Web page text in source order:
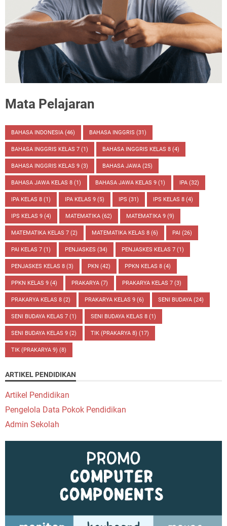
Mata Pelajaran
BAHASA INDONESIA (46) BAHASA INGGRIS (31)
BAHASA INGGRIS KELAS 7 (1) BAHASA INGGRIS KELAS 8 (4)
BAHASA INGGRIS KELAS 9 (3) BAHASA JAWA (25)
BAHASA JAWA KELAS 8 (1) BAHASA JAWA KELAS 9 (1) IPA (32)
IPA KELAS 8 (1) IPA KELAS 9 (5) IPS (31) IPS KELAS 8 (4)
IPS KELAS 9 (4) MATEMATIKA (62) MATEMATIKA 9 (9)
MATEMATIKA KELAS 7 (2) MATEMATIKA KELAS 8 (6) PAI (26)
PAI KELAS 7 (1) PENJASKES (34) PENJASKES KELAS 7 (1)
PENJASKES KELAS 8 (3) PKN (42) PPKN KELAS 8 (4)
PPKN KELAS 9 (4) PRAKARYA (7) PRAKARYA KELAS 7 (3)
PRAKARYA KELAS 8 (2) PRAKARYA KELAS 9 (6) SENI BUDAYA (24)
SENI BUDAYA KELAS 7 (1) SENI BUDAYA KELAS 8 (1)
SENI BUDAYA KELAS 9 (2) TIK (PRAKARYA 8) (17)
TIK (PRAKARYA 9) (8)
ARTIKEL PENDIDIKAN
Artikel Pendidikan
Pengelola Data Pokok Pendidikan
Admin Sekolah